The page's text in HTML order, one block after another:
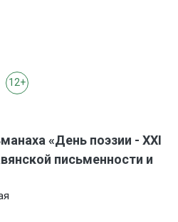
12+
«День поэзии - XXI
письменности и